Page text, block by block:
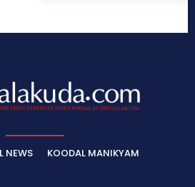
NEWS KOODAL MANIKYAM